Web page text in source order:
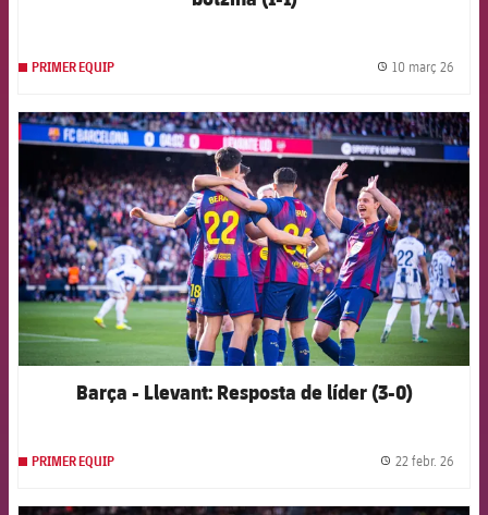
PRIMER EQUIP 10 març 26
FCB Barcelona badge
Barça - Llevant: Resposta de líder (3-0)
PRIMER EQUIP 22 febr. 26